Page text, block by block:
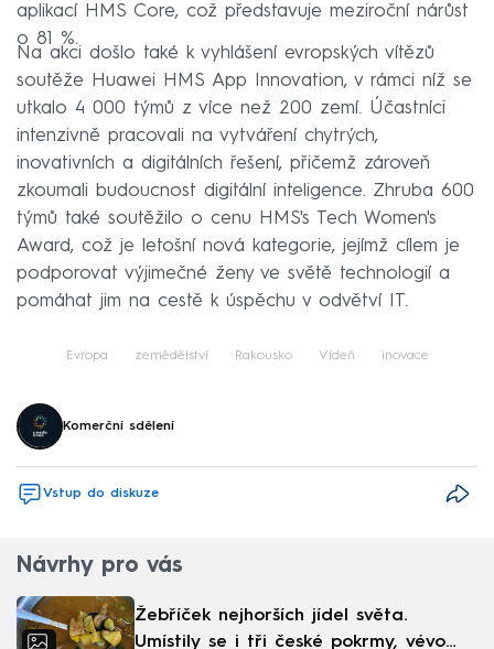
aplikací HMS Core, což představuje meziroční nárůst
o 81 %.
Na akci došlo také k vyhlášení evropských vítězů
soutěže Huawei HMS App Innovation, v rámci níž se
utkalo 4 000 týmů z více než 200 zemí. Účastníci
intenzivně pracovali na vytváření chytrých,
inovativních a digitálních řešení, přičemž zároveň
zkoumali budoucnost digitální inteligence. Zhruba 600
týmů také soutěžilo o cenu HMS's Tech Women's
Award, což je letošní nová kategorie, jejímž cílem je
podporovat výjimečné ženy ve světě technologií a
pomáhat jim na cestě k úspěchu v odvětví IT.
Evropa zemědělství Rakousko Vídeň inovace
Komerční sdělení
Vstup do diskuze
Návrhy pro vás
Žebříček nejhorších jídel světa.
Umístily se i tři české pokrmy, vévodí